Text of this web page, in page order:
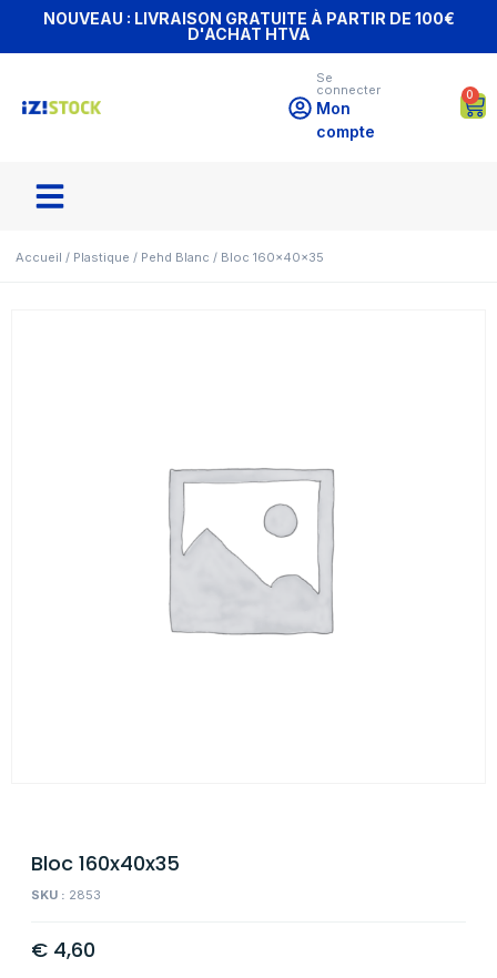
NOUVEAU : LIVRAISON GRATUITE À PARTIR DE 100€
D'ACHAT HTVA
Se
connecter
Mon
compte
0
Accueil / Plastique / Pehd Blanc / Bloc 160x40x35
Bloc 160x40x35
SKU : 2853
€ 4,60